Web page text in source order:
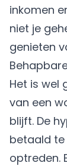
inkomen
niet je
genieten
Het is wel
van een
blijft. De
betaald te
optreden.